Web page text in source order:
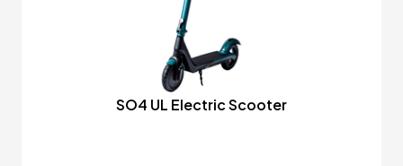
SO4 UL Electric Scooter